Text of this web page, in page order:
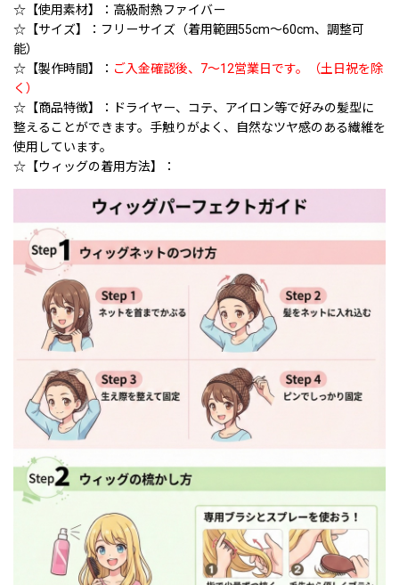
☆【使用素材】：高級耐熱ファイバー
☆【サイズ】：フリーサイズ（着用範囲55cm〜60cm、調整可
能）
☆【製作時間】： ご入金確認後、7〜12営業日です。（土日祝を除
く）
☆【商品特徴】：ドライヤー、コテ、アイロン等で好みの髪型に
整えることができます。手触りがよく、自然なツヤ感のある繊維を
使用しています。
☆【ウィッグの着用方法】：